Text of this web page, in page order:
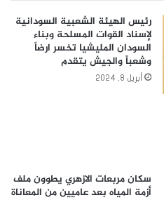
رئيس الهيئة الشعبية السودانية
لإسناد القوات المسلحة وبناء
السودان المليشيا تخسر ارضاً
وشعباً والجيش يتقدم
أبريل 8, 2024
سكان مربعات الازهري يطوون ملف
أزمة المياه بعد عاميين من المعاناة